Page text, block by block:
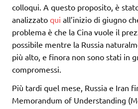
colloqui. A questo proposito, è
analizzato qui all’inizio di giugno
problema è che la Cina vuole il
possibile mentre la Russia
più alto, e finora non sono stati in
compromessi.
Più tardi quel mese, Russia e Iran
Memorandum of Understanding